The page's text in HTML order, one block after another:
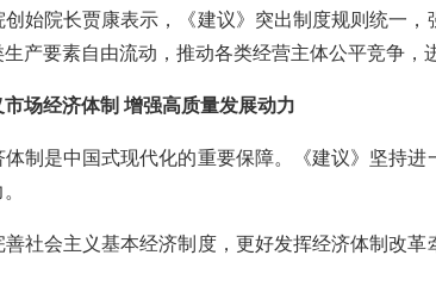
始院长贾康表示，《建议》突出制度规则统一
产要素自由流动，推动各类经营主体公平竞争，
场经济体制 增强高质量发展动力
制是中国式现代化的重要保障。《建议》坚持
善社会主义基本经济制度，更好发挥经济体制改